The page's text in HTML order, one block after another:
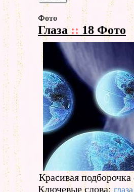
Фото
Глаза:: 18 Фото
Красивая
Ключевые слова: глаза